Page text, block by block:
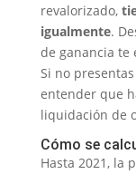
revalorizado,
igualmente.
de ganancia te
Si no
entender que
liquidación de
Cómo se
Hasta 2021, la